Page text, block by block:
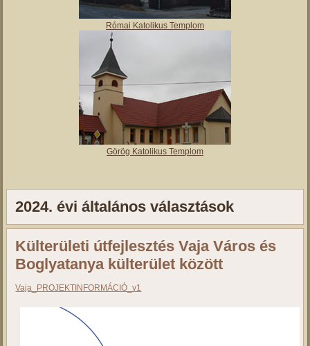
Római Katolikus Templom
Görög Katolikus Templom
2024. évi általános választások
Külterületi útfejlesztés Vaja Város és
Boglyatanya külterület között
Vaja_PROJEKTINFORMÁCIÓ_v1